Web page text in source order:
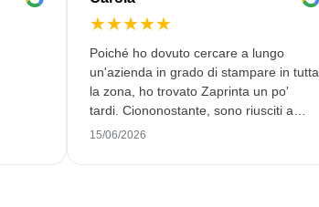
★★★★★
Poiché ho dovuto cercare a lungo
un'azienda in grado di stampare in tutta
la zona, ho trovato Zaprinta un po'
tardi. Ciononostante, sono riusciti a
consegnarmi puntualmente 250 tazze
15/06/2026